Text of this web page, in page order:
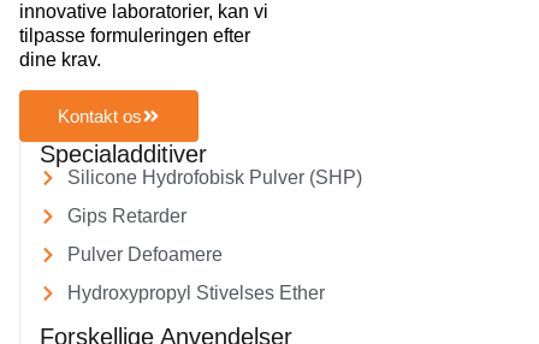
innovative laboratorier, kan vi
tilpasse formuleringen efter
dine krav.
Kontakt os
Specialadditiver
Silicone Hydrofobisk Pulver (SHP)
Gips Retarder
Pulver Defoamere
Hydroxypropyl Stivelses Ether
Forskellige Anvendelser